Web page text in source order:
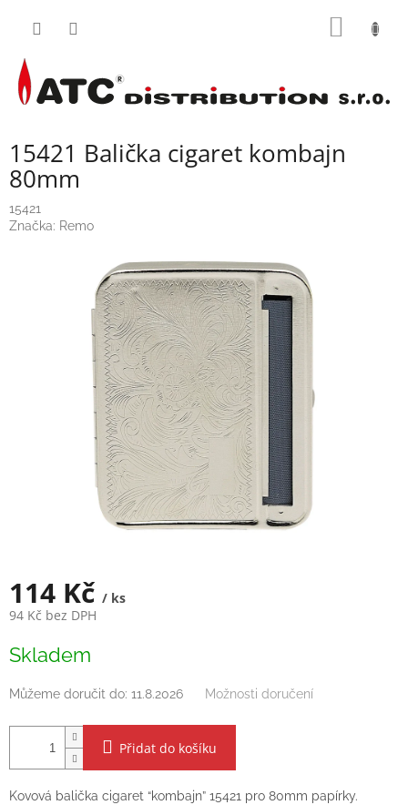
15421 Balička cigaret kombajn
80mm
15421
Značka: Remo
114 Kč / ks
94 Kč bez DPH
cena:
Skladem
Můžeme doručit do: 11.8.2026 Možnosti doručení
Přidat do košíku
Kovová balička cigaret “kombajn” 15421 pro 80mm papírky.